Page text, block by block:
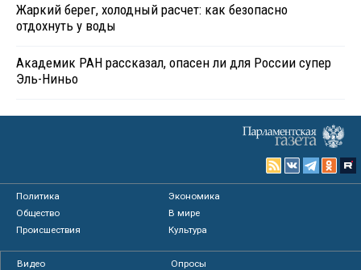
Жаркий берег, холодный расчет: как безопасно
отдохнуть у воды
Академик РАН рассказал, опасен ли для России супер
Эль-Ниньо
Политика
Экономика
Общество
В мире
Происшествия
Культура
Видео
Опросы